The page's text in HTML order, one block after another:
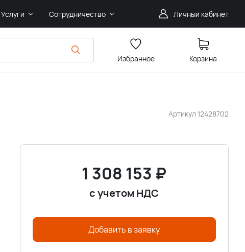
Услуги Сотрудничество Личный кабинет
Избранное Корзина
Артикул 12428702
1 308 153 ₽
с учетом НДС
Добавить в заявку